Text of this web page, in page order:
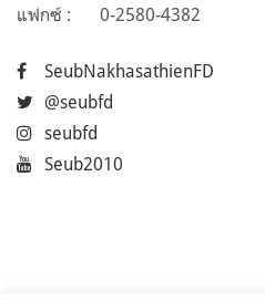
แฟกซ์ :
0-2580-4382
SeubNakhasathienFD
@seubfd
seubfd
Seub2010